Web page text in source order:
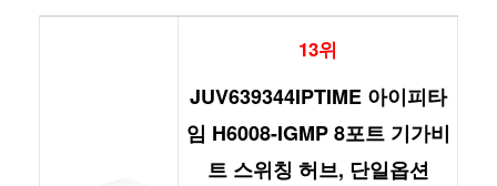
13위
JUV639344IPTIME 아이피타
임 H6008-IGMP 8포트 기가비
트 스위칭 허브, 단일옵션